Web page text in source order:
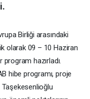
Birliği arasındaki
olarak 09 – 10 Haziran
program hazırladı.
hibe programı, proje
Taşekesenlioğlu